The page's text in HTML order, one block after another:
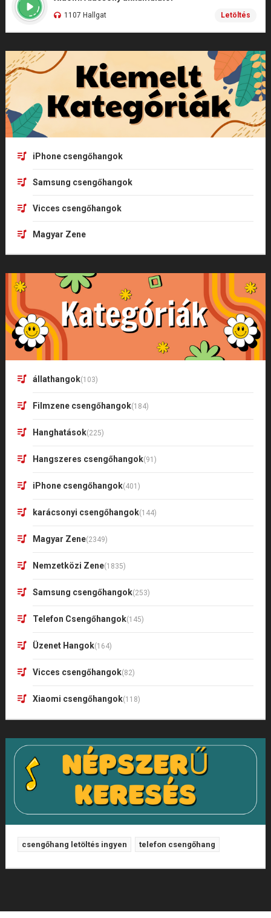
1107 Hallgat Letöltés
iPhone csengőhangok
Samsung csengőhangok
Vicces csengőhangok
Magyar Zene
állathangok(103)
Filmzene csengőhangok(184)
Hanghatások(225)
Hangszeres csengőhangok(91)
iPhone csengőhangok(401)
karácsonyi csengőhangok(144)
Magyar Zene(2349)
Nemzetközi Zene(1835)
Samsung csengőhangok(253)
Telefon Csengőhangok(145)
Üzenet Hangok(164)
Vicces csengőhangok(82)
Xiaomi csengőhangok(118)
csengőhang letöltés ingyen telefon csengőhang